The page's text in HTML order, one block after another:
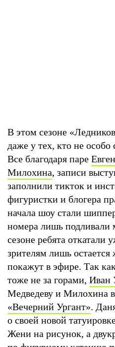
В этом сезоне
даже у тех, кто не особо
Все благодаря паре
Милохина, записи
заполнили тикток и
фигуристки и блогера
начала шоу стали
номера лишь подливали
сезоне ребята
зрителям лишь остается
покажут в эфире. Так
тоже не за горами, Иван
Медведеву и Милохина
«Вечерний Ургант».
о своей новой
Жени на рисунок, а